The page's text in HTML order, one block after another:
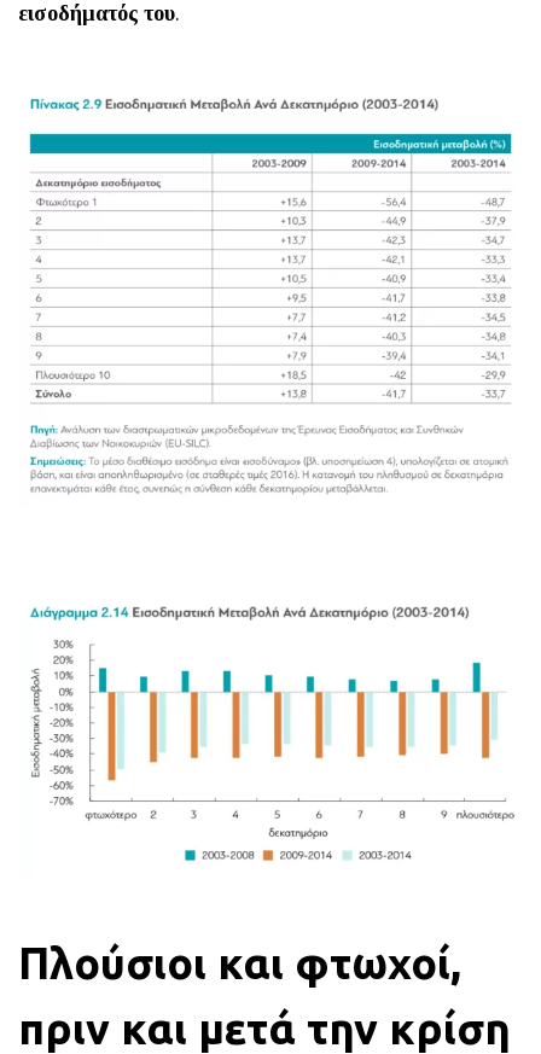
εισοδήματός του.
Πλούσιοι και φτωχοί,
πριν και μετά την κρίση